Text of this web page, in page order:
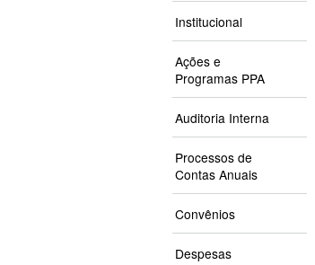
Institucional
Ações e
Programas PPA
Auditoria Interna
Processos de
Contas Anuais
Convênios
Despesas